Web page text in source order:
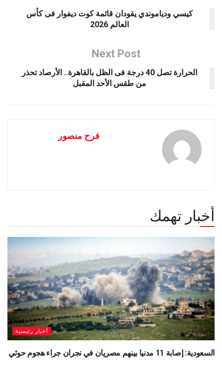
كيسي ودياموندي يقودان قائمة كوت ديفوار فى كأس
العالم 2026
Next Post
الحرارة تصل 40 درجة فى الظل بالقاهرة.. الأرصاد تحذر
من طقس الأحد المقبل
فرح منصور
أخبار تهمك
أخبار رئيسية
السعودية: إصابة 11 مدنيا بينهم مصريان في نجران جراء هجوم حوثي